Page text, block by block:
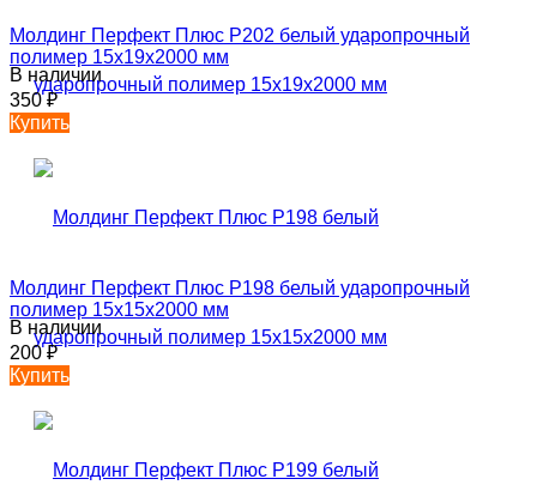
Молдинг Перфект Плюс P202 белый ударопрочный
полимер 15х19х2000 мм
В наличии
350₽
Купить
Молдинг Перфект Плюс P198 белый ударопрочный
полимер 15х15х2000 мм
В наличии
200₽
Купить